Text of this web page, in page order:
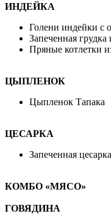
ИНДЕЙКА
Голени индейки с
Запеченная
Пряные котлетки
ЦЫПЛЕНОК
Цыпленок Тапака
ЦЕСАРКА
Запеченная
КОМБО «МЯСО»
ГОВЯДИНА